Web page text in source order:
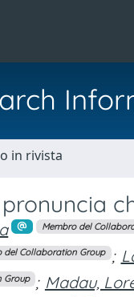
in rivista
Membro del
del Collaboration Group ;
Group ; Madau,